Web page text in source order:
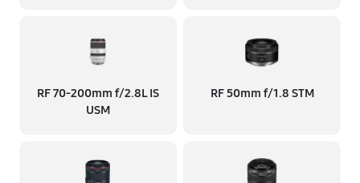
RF 70‑200mm f/2.8L IS
USM
RF 50mm f/1.8 STM